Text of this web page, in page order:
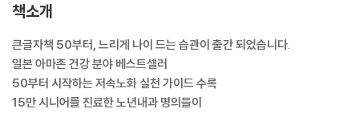
책소개
큰글자책 50부터, 느리게 나이 드는 습관이 출간 되었습니다.
일본 아마존 건강 분야 베스트셀러
50부터 시작하는 저속노화 실천 가이드 수록
15만 시니어를 진료한 노년내과 명의들이